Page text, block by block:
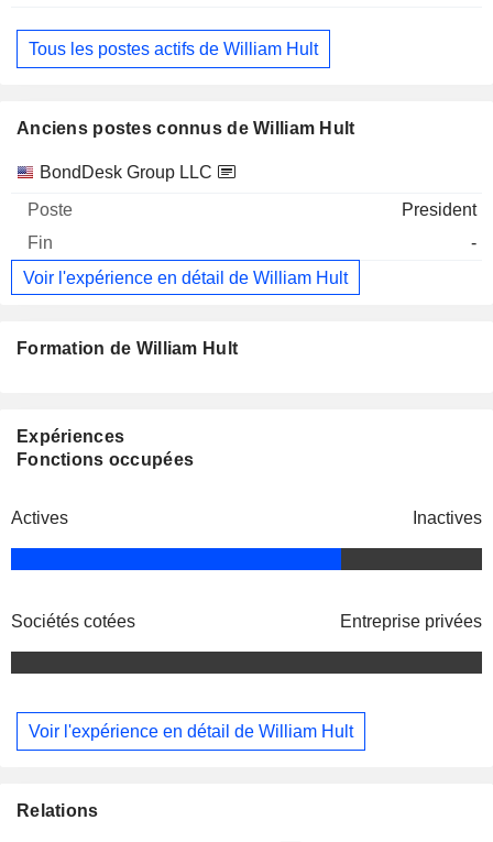
Tous les postes actifs de William Hult
Anciens postes connus de William Hult
Sociétés Poste Fin
BondDesk Group LLC
President
-
Voir l'expérience en détail de William Hult
Formation de William Hult
Expériences
Fonctions occupées
Actives Inactives
Sociétés cotées Entreprise privées
Voir l'expérience en détail de William Hult
Relations